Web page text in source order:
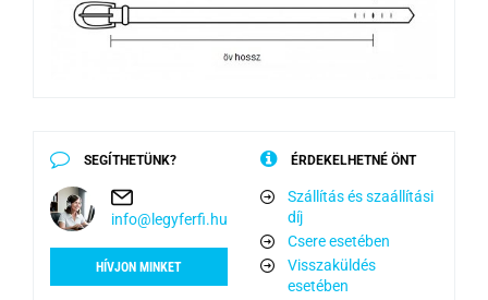
SEGÍTHETÜNK?
info@legyferfi.hu
HÍVJON MINKET
ÉRDEKELHETNÉ ÖNT
Szállítás és szaállítási
díj
Csere esetében
Visszaküldés
esetében